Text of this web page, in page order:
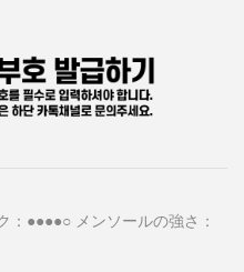
：●●●●○ メンソールの強さ：